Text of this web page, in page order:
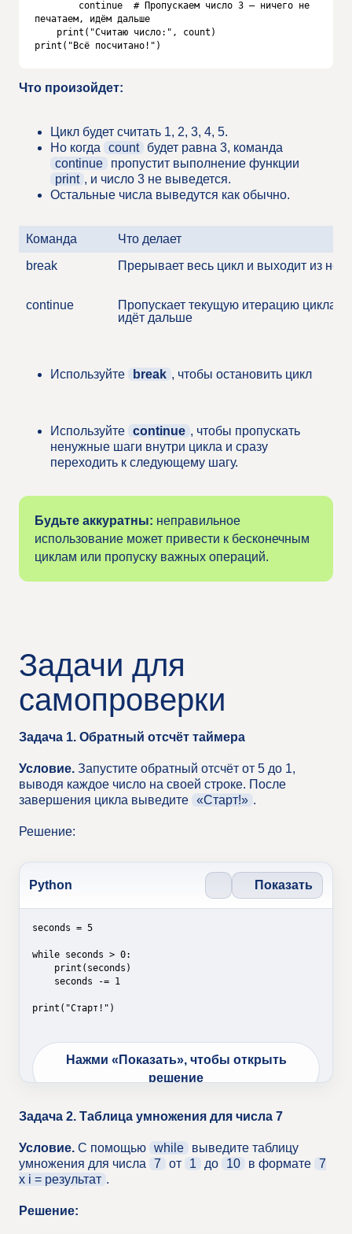
печатаем, идём дальше
print("Всё посчитано!")
Что произойдет:
Цикл будет считать 1, 2, 3, 4, 5.
Но когда
count
будет равна 3, команда
continue
пропустит выполнение функции
print , и число 3 не выведется.
Остальные числа выведутся как обычно.
Команда
Что делает
break
Прерывает весь цикл и выходит из него
continue
Пропускает текущую итерацию цикла,
идёт дальше
Используйте break , чтобы остановить цикл
Используйте continue , чтобы пропускать
ненужные шаги внутри цикла и сразу
переходить к следующему шагу.
Будьте аккуратны: неправильное
использование может привести к бесконечным
циклам или пропуску важных операций.
Задачи для
самопроверки
Задача 1. Обратный отсчёт таймера
Условие. Запустите обратный отсчёт от 5 до 1,
выводя каждое число на своей строке. После
завершения цикла выведите «Старт!» .
Решение:
Python Показать
seconds = 5
while seconds > 0:
print("Старт!")
Нажми «Показать», чтобы открыть
решение
Задача 2. Таблица умножения для числа 7
Условие. С помощью while
выведите таблицу
умножения для числа
7 от 1 до 10 в формате 7
x i = результат .
Решение: